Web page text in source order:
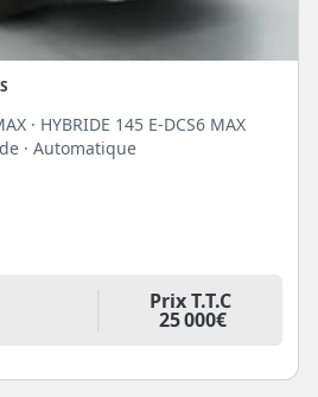
· HYBRIDE 145 E-DCS6 MAX
· Automatique
Prix T.T.C
25 000€